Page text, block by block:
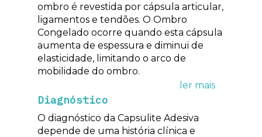
ombro é revestida por cápsula articular,
ligamentos e tendões. O Ombro
Congelado ocorre quando esta cápsula
aumenta de espessura e diminui de
elasticidade, limitando o arco de
mobilidade do ombro.
Diagnóstico
O diagnóstico da Capsulite Adesiva
depende de uma história clínica e